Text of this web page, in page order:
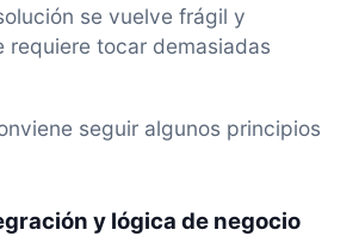
se vuelve frágil y
requiere tocar demasiadas
seguir algunos principios
y lógica de negocio